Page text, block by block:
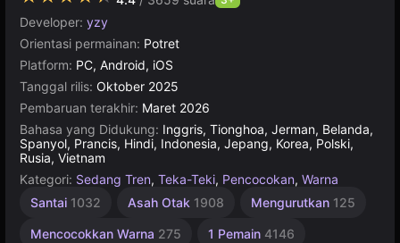
Developer: yzy
Orientasi permainan: Potret
Platform: PC, Android, iOS
Tanggal rilis: Oktober 2025
Pembaruan terakhir: Maret 2026
Bahasa yang Didukung: Inggris, Tionghoa, Jerman, Belanda,
Spanyol, Prancis, Hindi, Indonesia, Jepang, Korea, Polski,
Rusia, Vietnam
Kategori: Sedang Tren, Teka-Teki, Pencocokan, Warna
Santai 1032 Asah Otak 1908 Mengurutkan 125
Mencocokkan Warna 275 1 Pemain 4146